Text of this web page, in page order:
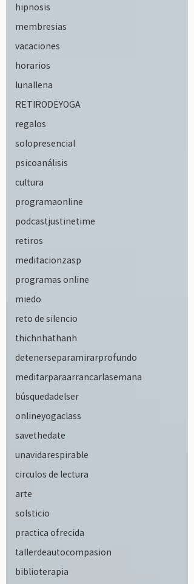
hipnosis
membresias
vacaciones
horarios
lunallena
RETIRODEYOGA
regalos
solopresencial
psicoanálisis
cultura
programaonline
podcastjustinetime
retiros
meditacionzasp
programas online
miedo
reto de silencio
thichnhathanh
detenerseparamirarprofundo
meditarparaarrancarlasemana
búsquedadelser
onlineyogaclass
savethedate
unavidarespirable
circulos de lectura
arte
solsticio
practica ofrecida
tallerdeautocompasion
biblioterapia